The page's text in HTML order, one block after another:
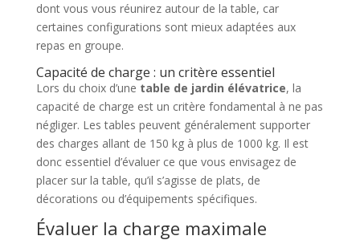
dont vous vous réunirez autour de la table, car
certaines configurations sont mieux adaptées aux
repas en groupe.
Capacité de charge : un critère essentiel
Lors du choix d’une table de jardin élévatrice, la
capacité de charge est un critère fondamental à ne pas
négliger. Les tables peuvent généralement supporter
des charges allant de 150 kg à plus de 1000 kg. Il est
donc essentiel d’évaluer ce que vous envisagez de
placer sur la table, qu’il s’agisse de plats, de
décorations ou d’équipements spécifiques.
Évaluer la charge maximale